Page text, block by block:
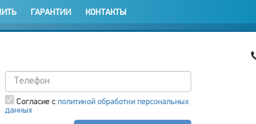
ГАРАНТИИ КОНТАКТЫ
Согласие с политикой обработки персональных
данных